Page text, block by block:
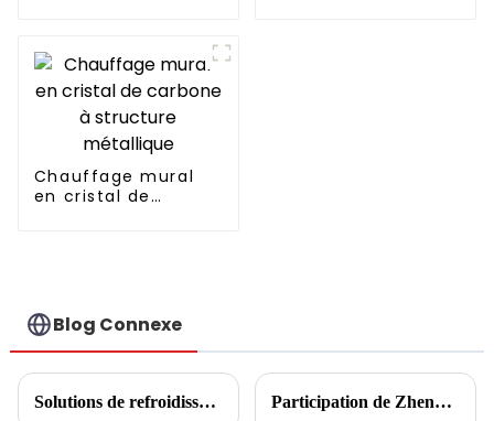
Chauffage mural
en cristal de
Blog Connexe
Solutions de refroidissement/chauffage domestique Participation de Zhenxin avec des solutions de pompes à chaleur à l'ARBS 2024 du 28 au 30 mai